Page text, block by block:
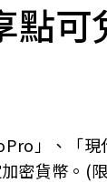
點可
」、「現
密貨幣。(